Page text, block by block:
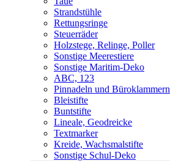
Strandstühle
Rettungsringe
Steuerräder
Holzstege, Relinge, Poller
Sonstige Meerestiere
Sonstige Maritim-Deko
ABC, 123
Pinnadeln und Büroklammern
Bleistifte
Buntstifte
Lineale, Geodreicke
Textmarker
Kreide, Wachsmalstifte
Sonstige Schul-Deko